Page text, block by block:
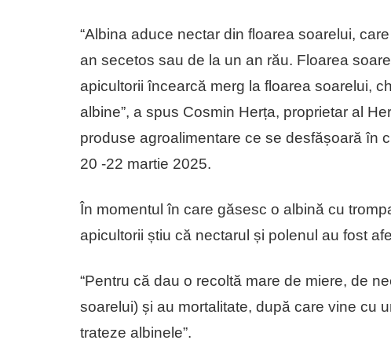
“Albina aduce nectar din floarea soarelui,
an secetos sau de la un an rău. Floarea
apicultorii încearcă merg la floarea soarelui,
albine”, a spus Cosmin Herța, proprietar al
produse agroalimentare ce se desfășoară în
20 -22 martie 2025.
În momentul în care găsesc o albină cu
apicultorii știu că nectarul și polenul au fost
“Pentru că dau o recoltă mare de miere, de
soarelui) și au mortalitate, după care vine cu
trateze albinele”.